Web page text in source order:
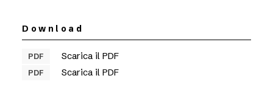
Download
PDF Scarica il PDF
PDF Scarica il PDF